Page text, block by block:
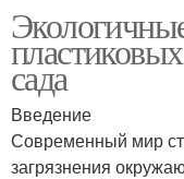
сада
Введение
Современный мир
загрязнения